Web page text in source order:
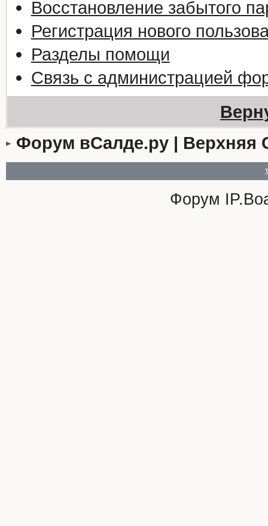
Восстановление забытого
Регистрация нового
Разделы помощи
Связь с администрацией
Форум вСалде.ру | Верхняя
Форум